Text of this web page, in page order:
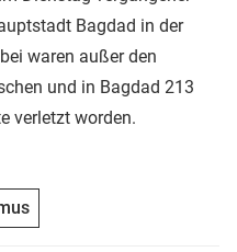
Bagdad in der
waren außer den
und in Bagdad 213
verletzt worden.